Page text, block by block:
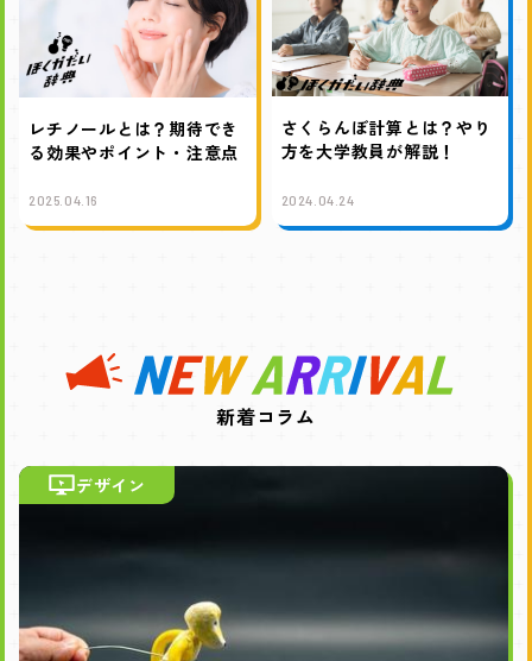
レチノールとは？期待でき
る効果やポイント・注意点
2025.04.16
さくらんぼ計算とは？やり
方を大学教員が解説！
2024.04.24
新着コラム
デザイン